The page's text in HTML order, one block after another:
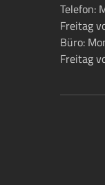
Telefon:
Freitag
Büro:
Freitag